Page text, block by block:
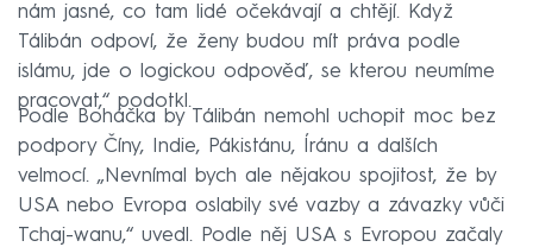
nám jasné, co tam lidé očekávají a chtějí. Když
Tálibán odpoví, že ženy budou mít práva podle
islámu, jde o logickou odpověď, se kterou neumíme
pracovat,“ podotkl.
Podle Boháčka by Tálibán nemohl uchopit moc bez
podpory Číny, Indie, Pákistánu, Íránu a dalších
velmocí. „Nevnímal bych ale nějakou spojitost, že by
USA nebo Evropa oslabily své vazby a závazky vůči
Tchaj-wanu,“ uvedl. Podle něj USA s Evropou začaly